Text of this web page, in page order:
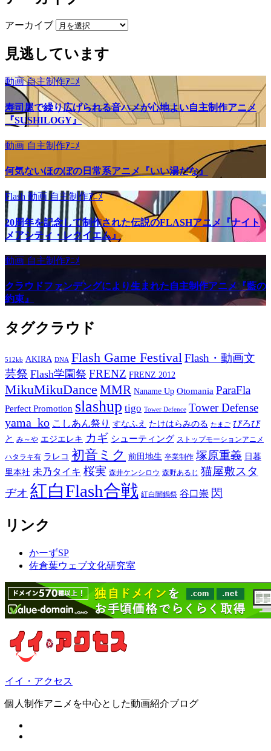
アーカイブ
見逃しています
動画自主制作ｱﾆﾒ
寿司屋で繰り広げられる音ハメが心地よい自主制作アニメ
『SUSHILOGY』
動画 自主制作ｱﾆﾒ
何気ないほのぼの日常系アニメ『いい湯だな』
Flash 動画自主制作ｱﾆﾒ
20周年を記念して制作された伝説のFLASHアニメ『ナイト
メアシティ・レクイエム』
動画 自主制作ｱﾆﾒ
クラウドファンデングにより生まれた自主制作アニメ『藍の
約束』
タグクラウド
512kb AKIRA DNA Flash Game FestivalFlash・動画文
芸祭 Flash学園祭 FRENZ FRENZ 2012
MikuMikuDance MMR Naname Up Otomania ParaFla
Perfect Promotion slashup tigo Tower Defence Tower Defense
yama_ko こしあん祭り すなふえ たけはらみのる たまご ぴろぴ
と み～や エジエレキ カギ シューティング ストップモーションアニメ
ハタラキ有 ラレコ 初音ミク 前田地生 卒業制作 塚原重義 日暮
里本社 未乃タイキ 桜実 森井ケンシロウ 森野あるじ 猫屋敷スタ
ヂオ 紅白Flash合戦 紅白闇鍋祭 谷口崇 閃
リンク
かーずSP
佐倉葉ウェブ文化研究室
イイ・アクセス
個人制作アニメを中心とした動画紹介ブログ